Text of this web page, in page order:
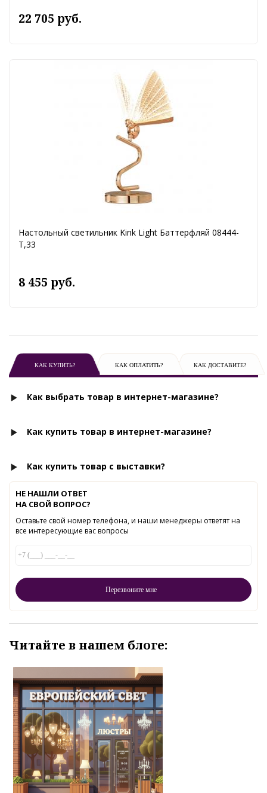
22 705 руб.
Настольный светильник Kink Light Баттерфляй 08444-
T,33
8 455 руб.
КАК КУПИТЬ? КАК ОПЛАТИТЬ? КАК ДОСТАВИТЕ?
Как выбрать товар в интернет-магазине?
Как купить товар в интернет-магазине?
Как купить товар с выставки?
НЕ НАШЛИ ОТВЕТ
НА СВОЙ ВОПРОС?
Оставьте свой номер телефона, и наши менеджеры ответят на
все интересующие вас вопросы
Читайте в нашем блоге: